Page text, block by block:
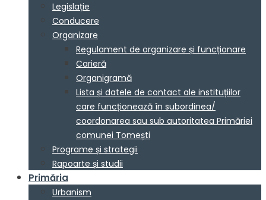
Legislație
Conducere
Organizare
Regulament de organizare și funcționare
Carieră
Organigramă
Lista și datele de contact ale instituțiilor
care funcționează în subordinea/
coordonarea sau sub autoritatea Primăriei
comunei Tomești
Programe și strategii
Rapoarte și studii
Primăria
Urbanism